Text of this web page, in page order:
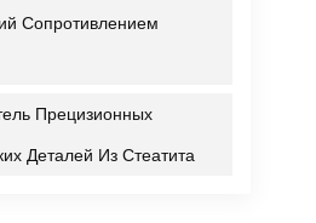
Сопротивлением
Прецизионных
Деталей Из Стеатита